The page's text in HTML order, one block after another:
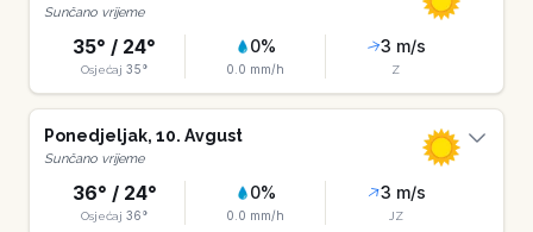
Sunčano vrijeme
35° / 24°
Osjećaj 35°
0%
0.0 mm/h
3 m/s
Z
Ponedjeljak, 10. Avgust
Sunčano vrijeme
36° / 24°
Osjećaj 36°
0%
0.0 mm/h
3 m/s
JZ